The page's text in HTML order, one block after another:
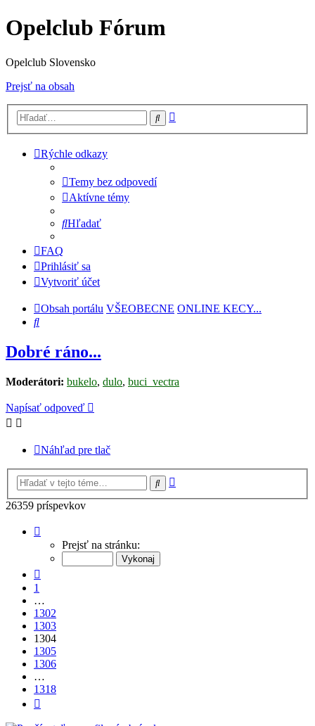
Opelclub Fórum
Opelclub Slovensko
Prejsť na obsah
Hľadať
Rýchle odkazy
Temy bez odpovedí
Aktívne témy
Hľadať
FAQ
Prihlásiť sa
Vytvoriť účet
Obsah portálu VŠEOBECNE ONLINE KECY...
Hľadať
Dobré ráno...
Moderátori: bukelo, dulo, buci_vectra
Napísať odpoveď
Náhľad pre tlač
Hľadať
26359 príspevkov
1304
1318
Prejsť na stránku:
1
…
1302
1303
1304
1305
1306
…
1318